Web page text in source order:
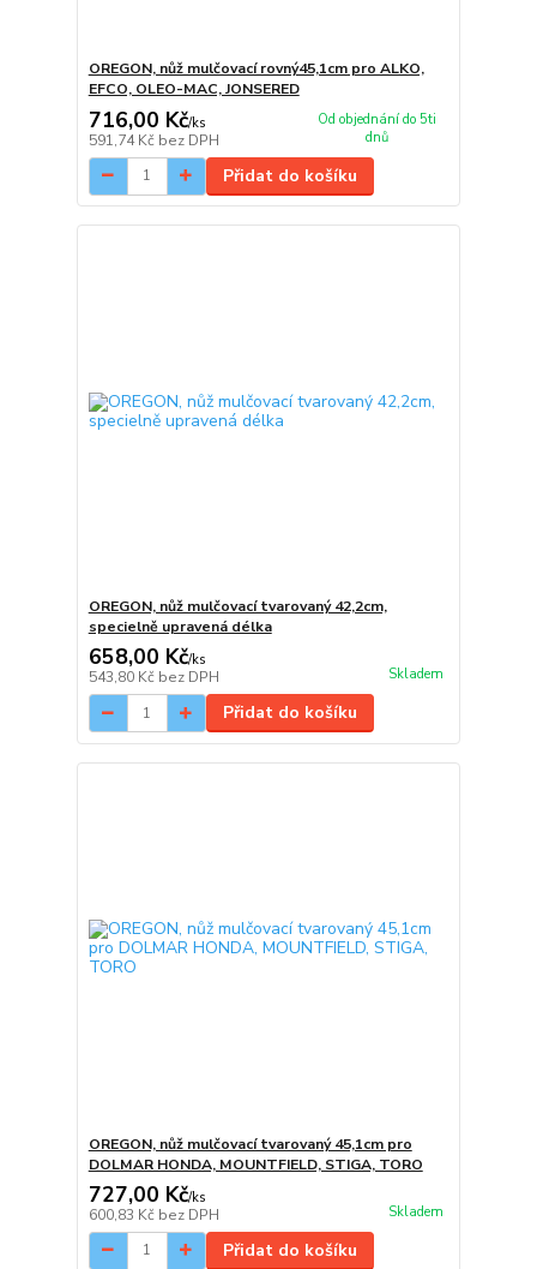
OREGON, nůž mulčovací rovný45,1cm pro ALKO,
EFCO, OLEO-MAC, JONSERED
716,00 Kč/ks
591,74 Kč bez DPH
Od objednání do 5ti
dnů
Přidat do košíku
OREGON, nůž mulčovací tvarovaný 42,2cm,
specielně upravená délka
658,00 Kč/ks
543,80 Kč bez DPH Skladem
Přidat do košíku
OREGON, nůž mulčovací tvarovaný 45,1cm pro
DOLMAR HONDA, MOUNTFIELD, STIGA, TORO
727,00 Kč/ks
600,83 Kč bez DPH Skladem
Přidat do košíku